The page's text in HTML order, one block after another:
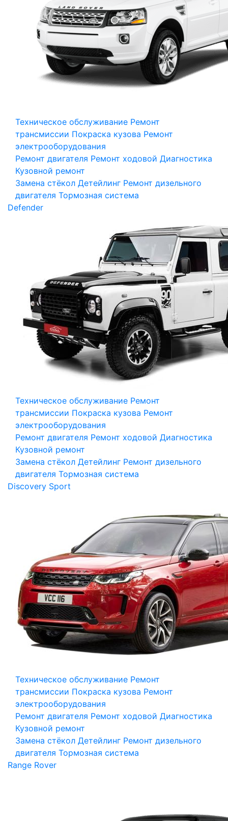
Техническое обслуживание Ремонт
трансмиссии Покраска кузова Ремонт
электрооборудования
Ремонт двигателя Ремонт ходовой Диагностика
Кузовной ремонт
Замена стёкол Детейлинг Ремонт дизельного
двигателя Тормозная система
Defender
Техническое обслуживание Ремонт
трансмиссии Покраска кузова Ремонт
электрооборудования
Ремонт двигателя Ремонт ходовой Диагностика
Кузовной ремонт
Замена стёкол Детейлинг Ремонт дизельного
двигателя Тормозная система
Discovery Sport
Техническое обслуживание Ремонт
трансмиссии Покраска кузова Ремонт
электрооборудования
Ремонт двигателя Ремонт ходовой Диагностика
Кузовной ремонт
Замена стёкол Детейлинг Ремонт дизельного
двигателя Тормозная система
Range Rover